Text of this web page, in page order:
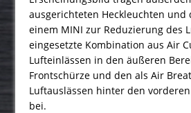
ausgerichteten Heckleuchten und
einem MINI zur Reduzierung des
eingesetzte Kombination aus Air
Lufteinlässen in den äußeren
Frontschürze und den als Air
Luftauslässen hinter den
bei.